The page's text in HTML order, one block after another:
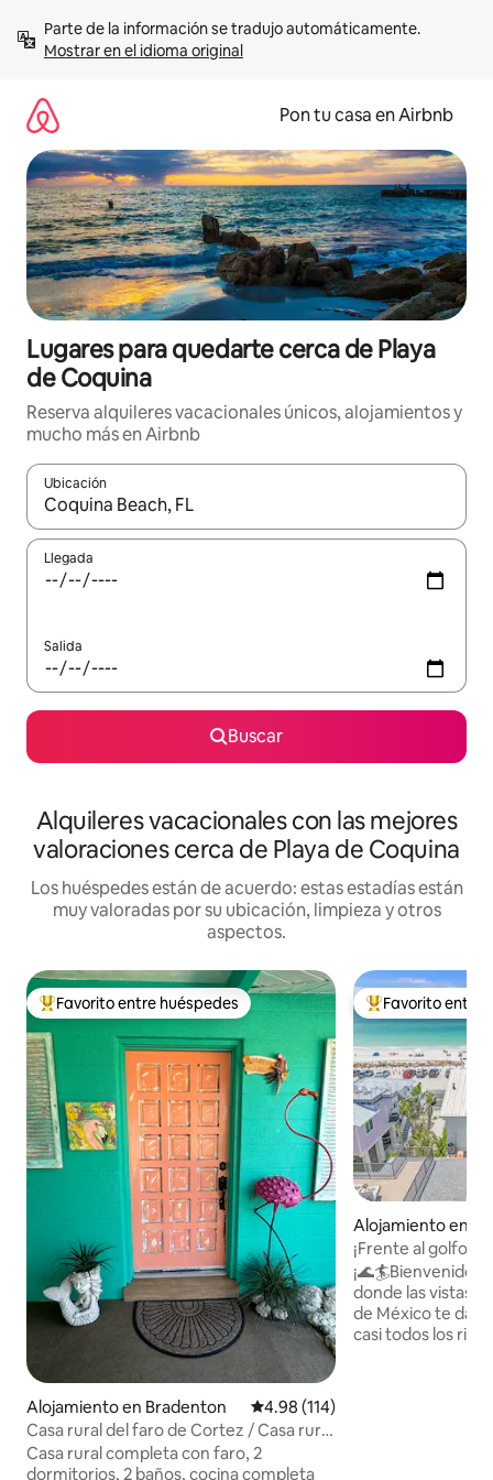
contenidoMostrar en el idioma original
Pon tu casa en Airbnb
Lugares para quedarte cerca de Playa
de Coquina
Reserva alquileres vacacionales únicos, alojamientos y
mucho más en Airbnb
Ubicación
Cuando los resultados estén disponibles, navega con las
Llegada
Salida
Buscar
Alquileres vacacionales con las mejores
valoraciones cerca de Playa de Coquina
Los huéspedes están de acuerdo: estas estadías están
muy valoradas por su ubicación, limpieza y otros
aspectos.
Favorito entre huéspedes preferido
Favorito entre huéspedes
Alojamiento en Bradenton Calificación promedio: 4.98 de
4.98 (114)
Casa rural del faro de Cortez / Casa rural
entera
Casa rural completa con faro, 2
dormitorios, 2 baños, cocina completa
Favorito entre
Favorito entre
Alojamiento en
each
¡Frente al golfo!
puesta de sol! +
muelle de Bridge
¡🌊🏄Bienvenido
donde las vistas
de México te dan
casi todos los rincones!